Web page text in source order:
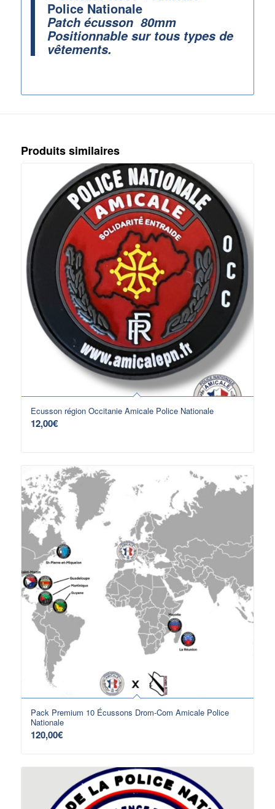
Police Nationale
Patch écusson 80mm
Positionnable sur tous types de
vêtements.
Produits similaires
Ecusson région Occitanie Amicale Police Nationale
12,00€
Pack Premium 10 Écussons Drom-Com Amicale Police
Nationale
120,00€